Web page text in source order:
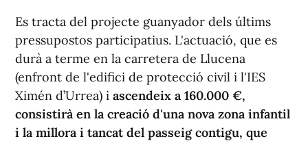
Es tracta del projecte guanyador dels últims
pressupostos participatius. L'actuació, que es
durà a terme en la carretera de Llucena
(enfront de l'edifici de protecció civil i l'IES
Ximén d’Urrea) i ascendeix a 160.000 €,
consistirà en la creació d'una nova zona infantil
i la millora i tancat del passeig contigu, que